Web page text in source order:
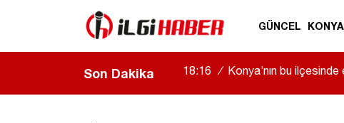
GÜNCEL KONYA
Son Dakika 18:16 / Konya’nın bu